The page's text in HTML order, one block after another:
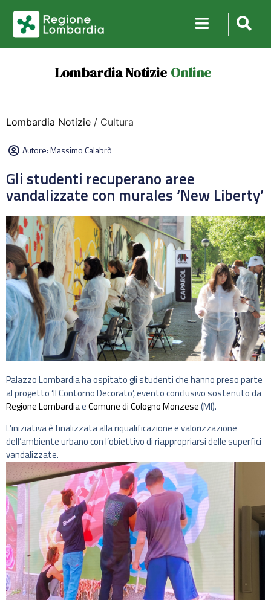
Lombardia Notizie Online
Lombardia Notizie / Cultura
Autore:Massimo Calabrò
Gli studenti recuperano aree
vandalizzate con murales ‘New Liberty’
Palazzo Lombardia ha ospitato gli studenti che hanno preso parte
al progetto ‘Il Contorno Decorato’, evento conclusivo sostenuto da
Regione LombardiaeComune di Cologno Monzese(MI).
L’iniziativa è finalizzata alla riqualificazione e valorizzazione
dell’ambiente urbano con l’obiettivo di riappropriarsi delle superfici
vandalizzate.